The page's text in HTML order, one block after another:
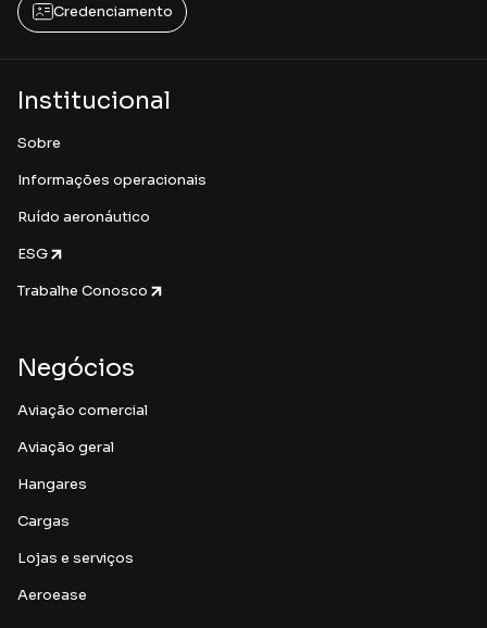
Credenciamento
Institucional
Sobre
Informações operacionais
Ruído aeronáutico
ESG
Trabalhe Conosco
Negócios
Aviação comercial
Aviação geral
Hangares
Cargas
Lojas e serviços
Aeroease